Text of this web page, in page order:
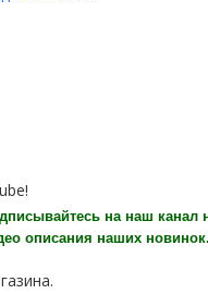
на наш канал
описания наших новинок.